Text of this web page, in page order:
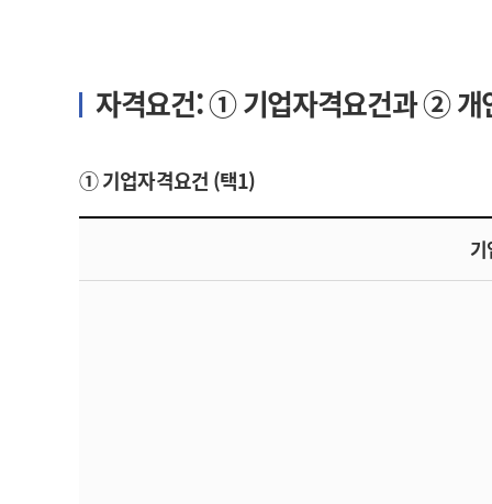
자격요건: ① 기업자격요건과 ② 개
① 기업자격요건 (택1)